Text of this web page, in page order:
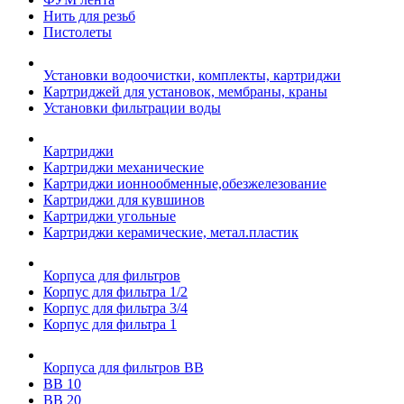
Нить для резьб
Пистолеты
Установки водоочистки, комплекты, картриджи
Картриджей для установок, мембраны, краны
Установки фильтрации воды
Картриджи
Картриджи механические
Картриджи ионнообменные,обезжелезование
Картриджи для кувшинов
Картриджи угольные
Картриджи керамические, метал.пластик
Корпуса для фильтров
Корпус для фильтра 1/2
Корпус для фильтра 3/4
Корпус для фильтра 1
Корпуса для фильтров ВВ
ВВ 10
ВВ 20